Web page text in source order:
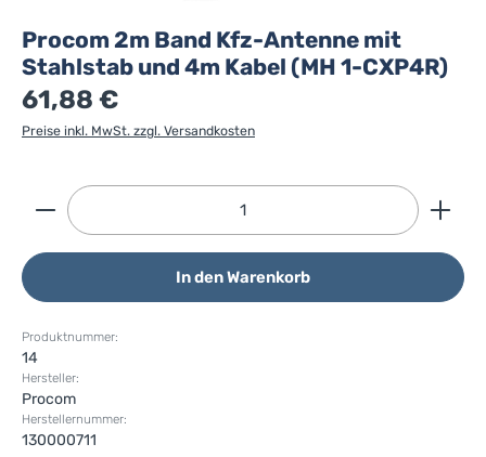
Procom 2m Band Kfz-Antenne mit
Stahlstab und 4m Kabel (MH 1-CXP4R)
61,88 €
Preise inkl. MwSt. zzgl. Versandkosten
Produkt Anzahl: Gib den gewünschten Wert ein
In den Warenkorb
Produktnummer:
14
Hersteller:
Procom
Herstellernummer:
130000711